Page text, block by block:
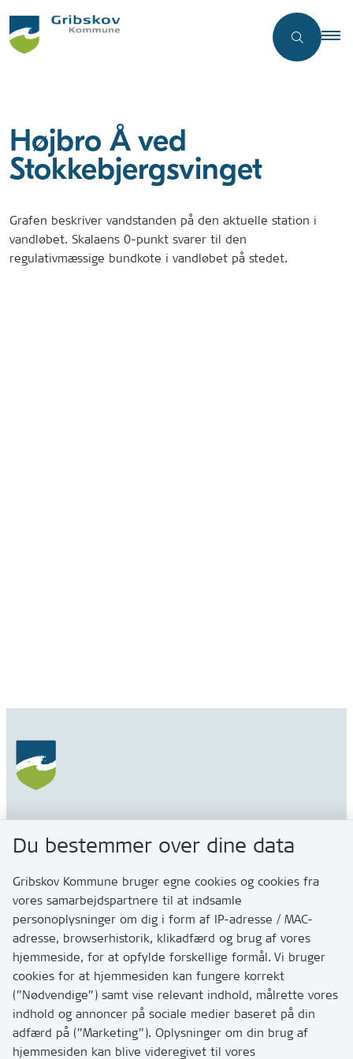
Højbro Å ved
Stokkebjergsvinget
Grafen beskriver vandstanden på den aktuelle station i
vandløbet. Skalaens 0-punkt svarer til den
regulativmæssige bundkote i vandløbet på stedet.
Gribskov Kommune
3200 Helsinge
Kontakt
Skriv til os via Digital Post
Har du brug for at komme i kontakt med os? Se her
hvordan
Tip os om huller i vejen eller andet
T:7249 6000
Du bestemmer over dine data
Gribskov Kommune bruger egne cookies og cookies fra
vores samarbejdspartnere til at indsamle
personoplysninger om dig i form af IP-adresse / MAC-
adresse, browserhistorik, klikadfærd og brug af vores
hjemmeside, for at opfylde forskellige formål. Vi bruger
cookies for at hjemmesiden kan fungere korrekt
(”Nødvendige”) samt vise relevant indhold, målrette vores
indhold og annoncer på sociale medier baseret på din
adfærd på (”Marketing”). Oplysninger om din brug af
hjemmesiden kan blive videregivet til vores